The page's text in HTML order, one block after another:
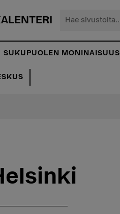
Hae
SUKUPUOLEN MONINAISUUS